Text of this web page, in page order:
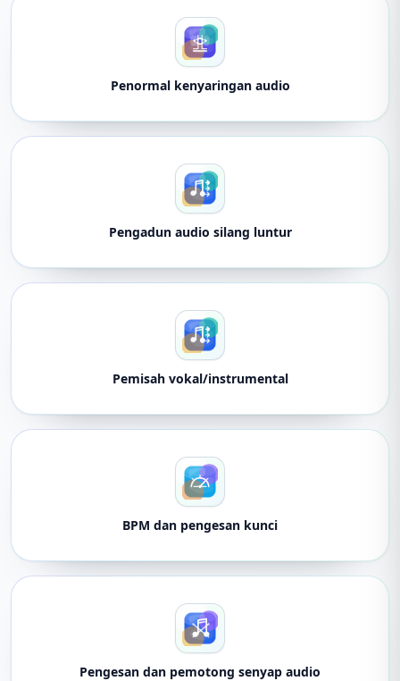
Penormal kenyaringan audio
Pengadun audio silang luntur
Pemisah vokal/instrumental
BPM dan pengesan kunci
Pengesan dan pemotong senyap audio